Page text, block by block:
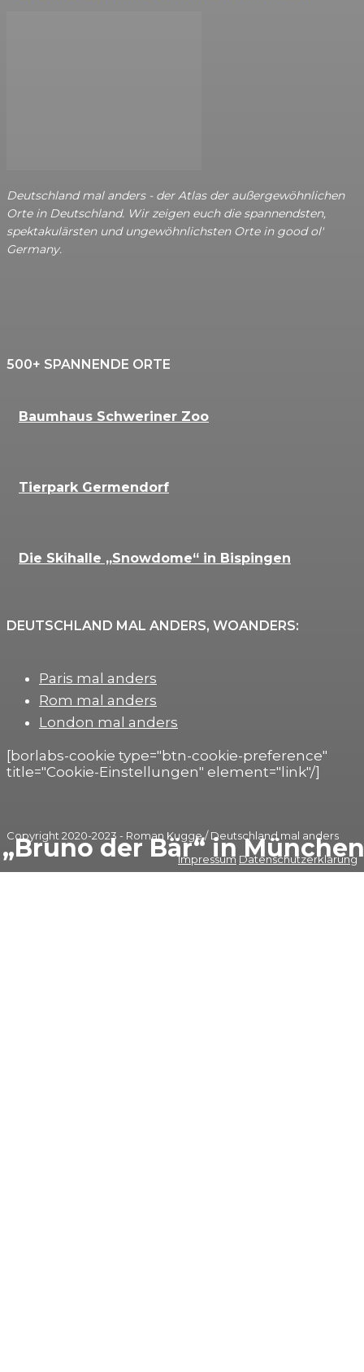
„Bruno der Bär“ in München
Deutschland mal anders - der Atlas der außergewöhnlichen
Orte in Deutschland. Wir zeigen euch die spannendsten,
spektakulärsten und ungewöhnlichsten Orte in good ol'
Germany.
500+ SPANNENDE ORTE
Baumhaus Schweriner Zoo
Tierpark Germendorf
Die Skihalle „Snowdome“ in Bispingen
DEUTSCHLAND MAL ANDERS, WOANDERS:
Paris mal anders
Rom mal anders
London mal anders
[borlabs-cookie type="btn-cookie-preference"
title="Cookie-Einstellungen" element="link"/]
Copyright 2020-2023 - Roman Kugge / Deutschland mal anders
Impressum Datenschutzerklärung